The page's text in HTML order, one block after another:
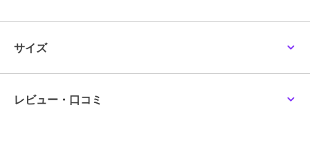
カラー
サイズ
レビュー・口コミ